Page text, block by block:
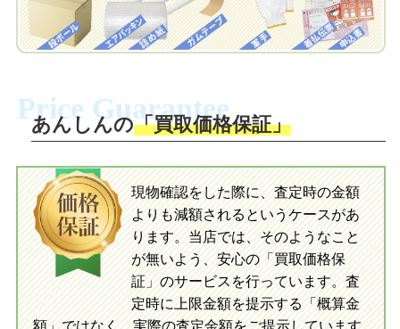
自宅でおもちゃを発送・梱包
梱包キットに同封する発送ガイドの手順
送。当店へ無料で発送いただけます。
入金完了
当店に査定したおもちゃがご到着後、ご
指定の口座に即日入金可能です。
買取の流れ 写真の撮影方法
自宅でおもちゃを発送・梱包
ださい。お電話にて集荷依頼を行い発
送。当店へ無料で発送いただけます。
当店に査定したおもちゃがご到着後、ご
指定の口座に即日入金可能です。
初めての方へ LINE査定の流れ 写真の撮影方法
Price Guarantee
あんしんの「買取価格保証」
現物確認をした際に、査定時の金額
よりも減額されるというケースがあ
ります。当店では、そのようなこと
が無いよう、安心の「買取価格保
証」のサービスを行っています。査
定時に上限金額を提示する「概算金